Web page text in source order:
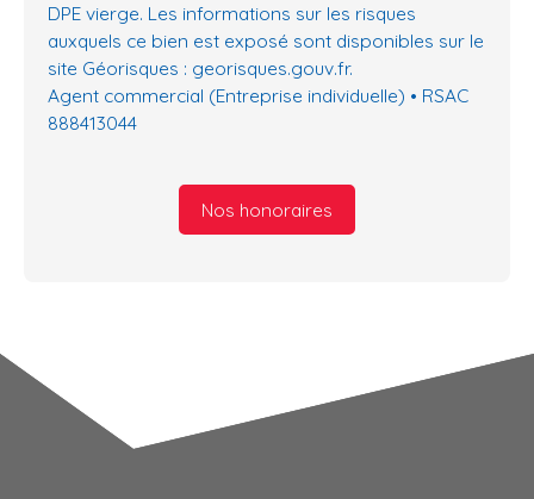
DPE vierge. Les informations sur les risques
auxquels ce bien est exposé sont disponibles sur le
site Géorisques : georisques.gouv.fr.
Agent commercial (Entreprise individuelle) • RSAC
888413044
Nos honoraires